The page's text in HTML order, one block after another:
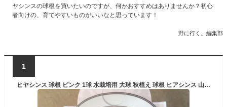
ヤシンスの球根を買いたいのですが、何かおすすめはありませんか？初心
者向けの、育てやすいものがいいなと思っています！
野に行く。編集部
1
ヒヤシンス 球根 ピンク 1球 水栽培用 大球 秋植え 球根 ヒアシンス 山野草 宿根草 241009